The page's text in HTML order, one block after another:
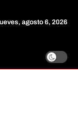
agosto 6, 2026